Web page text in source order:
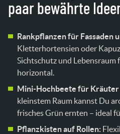
paar bewährte
Rankpflanzen für Fassaden
Kletterhortensien oder
Sichtschutz und
horizontal.
Mini-Hochbeete für Kräuter
kleinstem Raum kannst Du
frisches Grün ernten – ideal
Pflanzkisten auf Rollen: